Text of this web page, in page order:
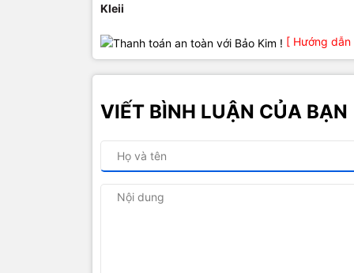
Kleii
[ Hướng
VIẾT BÌNH LUẬN CỦA BẠN